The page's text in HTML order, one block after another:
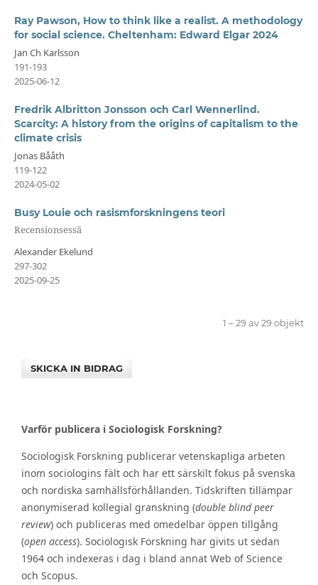
Ray Pawson, How to think like a realist. A methodology
for social science. Cheltenham: Edward Elgar 2024
Jan Ch Karlsson
191-193
2025-06-12
Fredrik Albritton Jonsson och Carl Wennerlind.
Scarcity: A history from the origins of capitalism to the
climate crisis
Jonas Bååth
119-122
2024-05-02
Busy Louie och rasismforskningens teori
Recensionsessä
Alexander Ekelund
297-302
2025-09-25
1 – 29 av 29 objekt
SKICKA IN BIDRAG
Varför publicera i Sociologisk Forskning?
Sociologisk Forskning publicerar vetenskapliga arbeten
inom sociologins fält och har ett särskilt fokus på svenska
och nordiska samhällsförhållanden. Tidskriften tillämpar
anonymiserad kollegial granskning (double blind peer
review) och publiceras med omedelbar öppen tillgång
(open access). Sociologisk Forskning har givits ut sedan
1964 och indexeras i dag i bland annat Web of Science
och Scopus.